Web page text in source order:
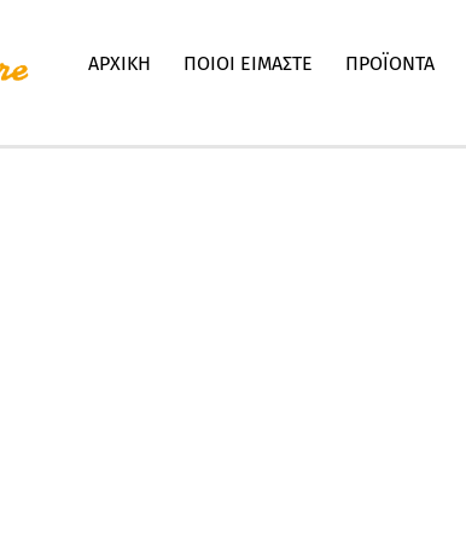
ΑΡΧΙΚΗ ΠΟΙΟΙ ΕΙΜΑΣΤΕ ΠΡΟΪΟΝΤΑ